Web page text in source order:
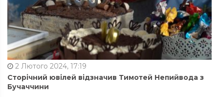
2 Лютого 2024, 17:19
Сторічний ювілей відзначив Тимотей Непийвода з
Бучаччини